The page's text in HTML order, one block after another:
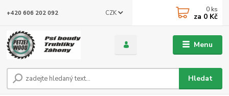
Menu
CZK
Hledat
+420 606 202 092 0 ks
za 0 Kč